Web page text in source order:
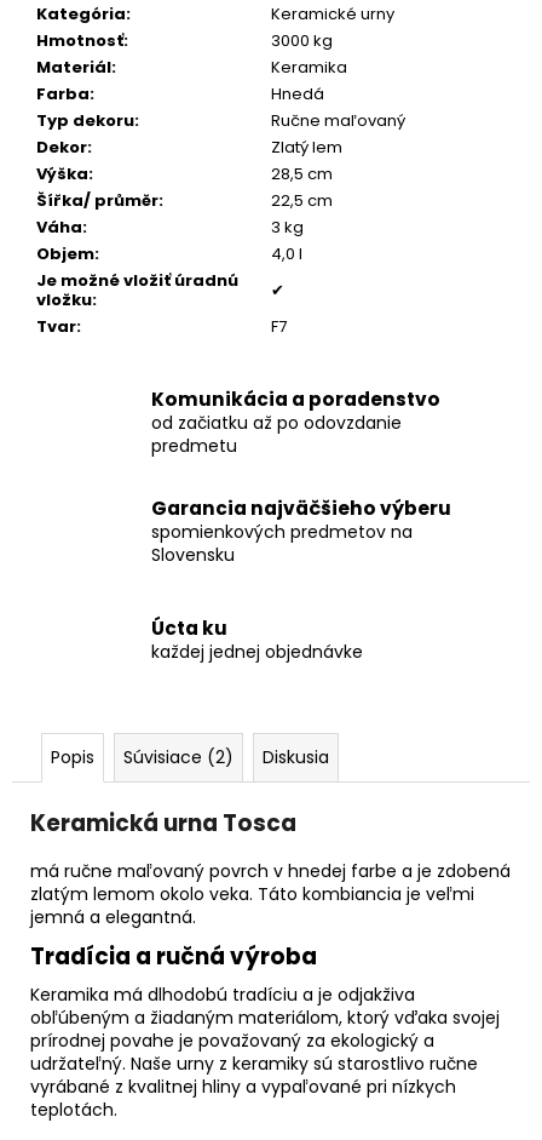
Kategória:
Keramické urny
Hmotnosť:
3000 kg
Materiál:
Keramika
Farba:
Hnedá
Typ dekoru:
Ručne maľovaný
Dekor:
Zlatý lem
Výška:
28,5 cm
Šířka/ průměr:
22,5 cm
Váha:
3 kg
Objem:
4,0 l
Je možné vložiť úradnú
vložku:
✔
Tvar: F7
Komunikácia a poradenstvo
od začiatku až po odovzdanie
predmetu
Garancia najväčšieho výberu
spomienkových predmetov na
Slovensku
Úcta ku
každej jednej objednávke
Popis Súvisiace (2) Diskusia
Keramická urna Tosca
má ručne maľovaný povrch v hnedej farbe a je zdobená
zlatým lemom okolo veka. Táto kombiancia je veľmi
jemná a elegantná.
Tradícia a ručná výroba
Keramika má dlhodobú tradíciu a je odjakživa
obľúbeným a žiadaným materiálom, ktorý vďaka svojej
prírodnej povahe je považovaný za ekologický a
udržateľný. Naše urny z keramiky sú starostlivo ručne
vyrábané z kvalitnej hliny a vypaľované pri nízkych
teplotách.
ú
č
a
m
e
POZLÁTENÝ
PRSTEŇ
ZELENÝ
ACHÁT
€160